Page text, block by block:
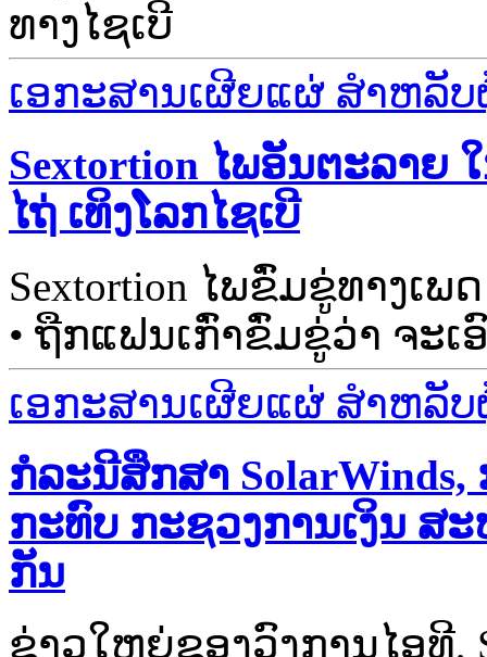
ທາງໄຊເບີ
ເອກະສານເຜີຍແຜ່ ສຳຫລັ
Sextortion ໄພອັນຕະລາຍ
ໄຖ່ ເທິງໂລກໄຊເບີ
Sextortion ໄພຂົ່ມຂູ່ທາງເພ
• ຖືກແຟນເກົ່າຂົ່ມຂູ່ວ່າ ຈະ
ເອກະສານເຜີຍແຜ່ ສຳຫລັ
ກໍລະນີສຶກສາ
ກະທົບ ກະຊວງການເງິນ ສ
ກັນ
ຂ່າວໃຫຍ່ຂອງວົງການໄອທີ,